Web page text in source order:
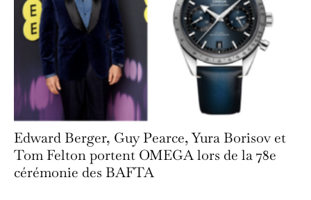
Edward Berger, Guy Pearce, Yura Borisov et
Tom Felton portent OMEGA lors de la 78e
cérémonie des BAFTA